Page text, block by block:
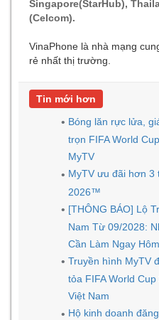
Singapore(StarHub),
(Celcom).
VinaPhone là nhà mạng
rẻ nhất thị trường.
Tin mới hơn
Bóng lăn rực lửa,
trọn FIFA World
MyTV
MyTV ưu đãi hơn 3
2026™
[THÔNG BÁO] Lộ
Nam Từ 09/2028:
Cần Làm Ngay
Truyền hình MyTV
tỏa FIFA World
Việt Nam
Hộ kinh doanh